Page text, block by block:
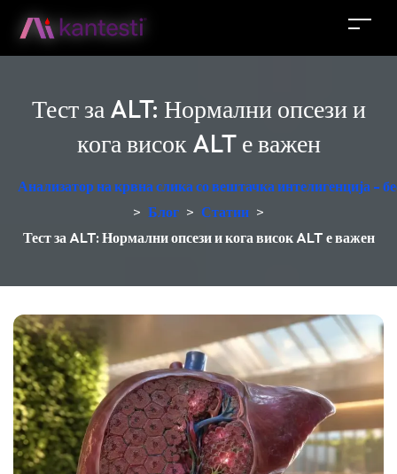
Тест за ALT: Нормални опсези и
кога висок ALT е важен
Анализатор на крвна слика со вештачка интелигенција -
> Блог > Статии >
Тест за ALT: Нормални опсези и кога висок ALT е важен